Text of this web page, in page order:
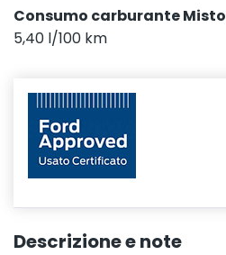
Consumo carburante Misto
5,40 l/100 km
Descrizione e note